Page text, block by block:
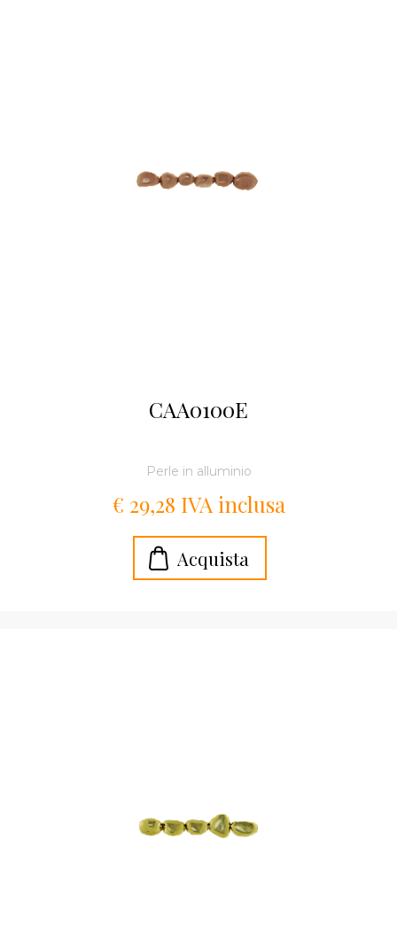
CAA0100E
Perle in alluminio
€ 29,28 IVA inclusa